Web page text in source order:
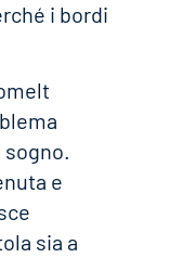
i bordi
e
sia a